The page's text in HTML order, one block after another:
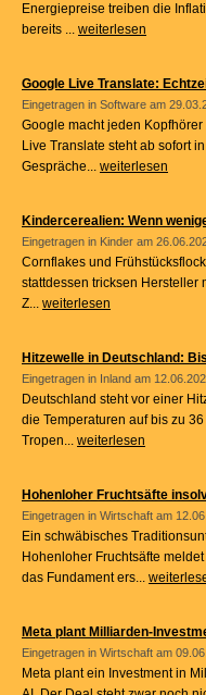
Energiepreise treiben die
bereits ... weiterlesen
Google Live Translate:
Eingetragen in Software am
Google macht jeden
Live Translate steht ab sofort
Gespräche... weiterlesen
Kindercerealien: Wenn
Eingetragen in Kinder am
Cornflakes und
stattdessen tricksen Hersteller
Z... weiterlesen
Hitzewelle in Deutschland:
Eingetragen in Inland am
Deutschland steht vor einer
die Temperaturen auf bis zu
Tropen... weiterlesen
Hohenloher Fruchtsäfte
Eingetragen in Wirtschaft am
Ein schwäbisches
Hohenloher Fruchtsäfte
das Fundament ers...
Meta plant Milliarden-
Eingetragen in Wirtschaft am
Meta plant ein Investment in